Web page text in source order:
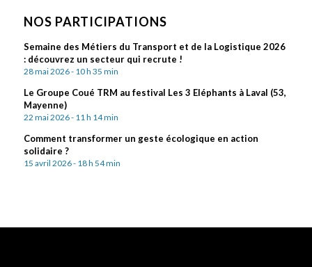
NOS PARTICIPATIONS
Semaine des Métiers du Transport et de la Logistique 2026
: découvrez un secteur qui recrute !
28 mai 2026 - 10 h 35 min
Le Groupe Coué TRM au festival Les 3 Eléphants à Laval (53,
Mayenne)
22 mai 2026 - 11 h 14 min
Comment transformer un geste écologique en action
solidaire ?
15 avril 2026 - 18 h 54 min